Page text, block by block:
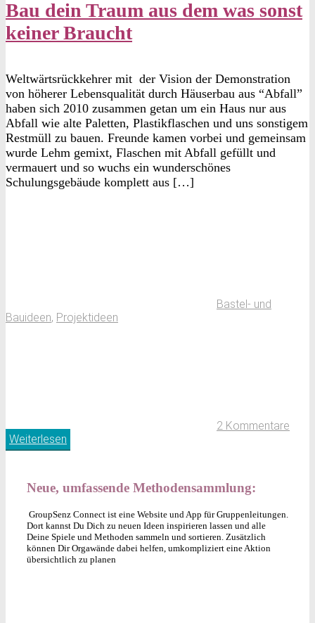
Bau dein Traum aus dem was sonst
keiner Braucht
Weltwärtsrückkehrer mit der Vision der Demonstration
von höherer Lebensqualität durch Häuserbau aus “Abfall”
haben sich 2010 zusammen getan um ein Haus nur aus
Abfall wie alte Paletten, Plastikflaschen und uns sonstigem
Restmüll zu bauen. Freunde kamen vorbei und gemeinsam
wurde Lehm gemixt, Flaschen mit Abfall gefüllt und
vermauert und so wuchs ein wunderschönes
Schulungsgebäude komplett aus […]
Bastel- und
Bauideen, Projektideen
2 Kommentare
Weiterlesen
Neue, umfassende Methodensammlung:
GroupSenz Connect ist eine Website und App für Gruppenleitungen.
Dort kannst Du Dich zu neuen Ideen inspirieren lassen und alle
Deine Spiele und Methoden sammeln und sortieren. Zusätzlich
können Dir Orgawände dabei helfen, umkompliziert eine Aktion
übersichtlich zu planen